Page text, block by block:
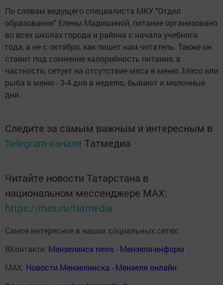
По словам ведущего специалиста МКУ "Отдел
образования" Елены Мадишиной, питание организовано
во всех школах города и района с начала учебного
года, а не с октября, как пишет нам читатель. Также он
ставит под сомнение калорийность питания, в
частности, сетует на отсутствие мяса в меню. Мясо или
рыба в меню - 3-4 дня в неделю, бывают и молочные
дни.
Следите за самым важным и интересным в
Telegram-канале Татмедиа
Читайте новости Татарстана в
национальном мессенджере MАХ:
https://max.ru/tatmedia
Самое интересное в наших социальных сетях:
ВКонтакте: Мензелинск news - Мензеля-информ
MAX: Новости Мензелинска - Мензеля онлайн